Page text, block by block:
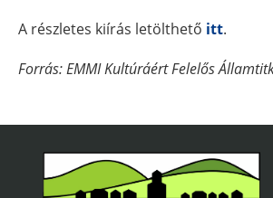
A részletes kiírás letölthető itt.
Forrás: EMMI Kultúráért Felelős